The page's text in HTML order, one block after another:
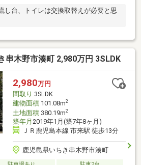
し台、トイレは交換取替えが必要と思
串木野市湊町 2,980万円 3SLDK
2,980万円
間取り 3SLDK
建物面積101.08m2
土地面積380.19m2
築年月 2019年1月(築7年8ヶ月)
ＪＲ鹿児島本線 市来駅 徒歩13分
鹿児島県いちき串木野市湊町